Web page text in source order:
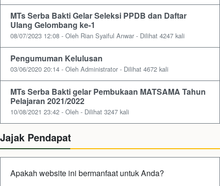
MTs Serba Bakti Gelar Seleksi PPDB dan Daftar
Ulang Gelombang ke-1
08/07/2023 12:08 - Oleh Rian Syaiful Anwar - Dilihat 4247 kali
Pengumuman Kelulusan
03/06/2020 20:14 - Oleh Administrator - Dilihat 4672 kali
MTs Serba Bakti gelar Pembukaan MATSAMA Tahun
Pelajaran 2021/2022
10/08/2021 23:42 - Oleh - Dilihat 3247 kali
Jajak Pendapat
Apakah website ini bermanfaat untuk Anda?